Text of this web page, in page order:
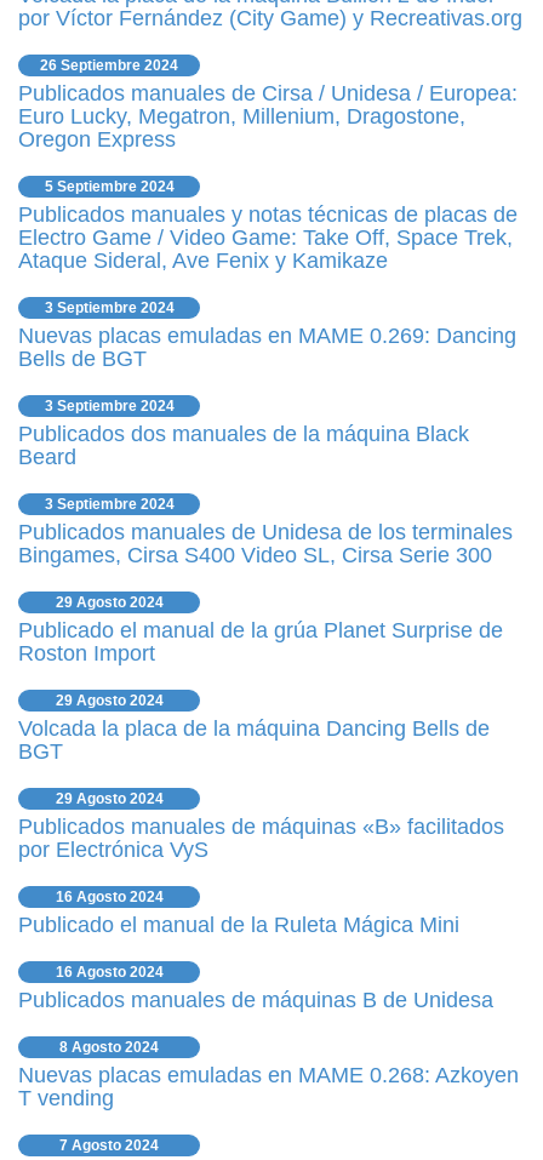
por Víctor Fernández (City Game) y Recreativas.org
26 Septiembre 2024
Publicados manuales de Cirsa / Unidesa / Europea:
Euro Lucky, Megatron, Millenium, Dragostone,
Oregon Express
5 Septiembre 2024
Publicados manuales y notas técnicas de placas de
Electro Game / Video Game: Take Off, Space Trek,
Ataque Sideral, Ave Fenix y Kamikaze
3 Septiembre 2024
Nuevas placas emuladas en MAME 0.269: Dancing
Bells de BGT
3 Septiembre 2024
Publicados dos manuales de la máquina Black
Beard
3 Septiembre 2024
Publicados manuales de Unidesa de los terminales
Bingames, Cirsa S400 Video SL, Cirsa Serie 300
29 Agosto 2024
Publicado el manual de la grúa Planet Surprise de
Roston Import
29 Agosto 2024
Volcada la placa de la máquina Dancing Bells de
BGT
29 Agosto 2024
Publicados manuales de máquinas «B» facilitados
por Electrónica VyS
16 Agosto 2024
Publicado el manual de la Ruleta Mágica Mini
16 Agosto 2024
Publicados manuales de máquinas B de Unidesa
8 Agosto 2024
Nuevas placas emuladas en MAME 0.268: Azkoyen
T vending
7 Agosto 2024